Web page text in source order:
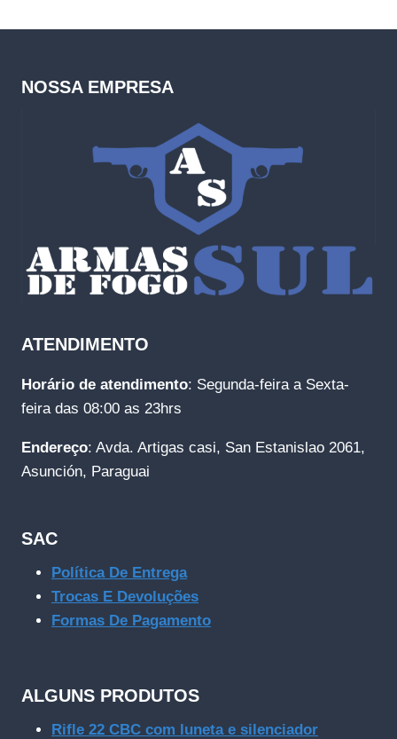
NOSSA EMPRESA
ATENDIMENTO
Horário de atendimento: Segunda-feira a Sexta-
feira das 08:00 as 23hrs
Endereço: Avda. Artigas casi, San Estanislao 2061,
Asunción, Paraguai
SAC
Política De Entrega
Trocas E Devoluções
Formas De Pagamento
ALGUNS PRODUTOS
Rifle 22 CBC com luneta e silenciador